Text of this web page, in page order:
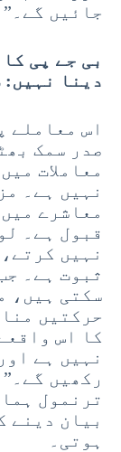
جائیں گے۔”
بی جے پی
دینا نہیں:
اس معاملے
صدر سمک
معاملات
نہیں ہے۔
معاشرے
قبول ہے۔
نہیں
ثبوت ہے۔
سکتی ہیں،
حرکتیں
کا اس
نہیں ہے
رکھیں
ترنمول
بیان دینے
ہوتی۔